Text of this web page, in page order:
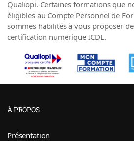
Qualiopi. Certaines formations que
éligibles au Compte Personnel de
sommes habilités à vous proposer
certification numérique ICDL.
À PROPOS
Présentation